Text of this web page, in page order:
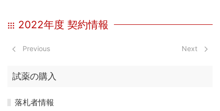
2022年度 契約情報
Previous Next
試薬の購入
落札者情報